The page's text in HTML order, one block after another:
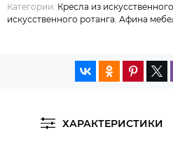
Категории: Кресла из
искусственного ротанга Афина
ХАРАКТЕРИСТИКИ